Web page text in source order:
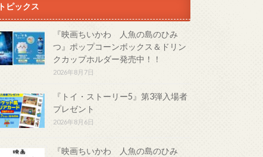
トピックス
『映画ちいかわ 人魚の島のひみ
つ』ポップコーンボックス＆ドリン
クカップホルダー発売中！！
2026年8月7日
『トイ・ストーリー5』第3弾入場者
プレゼント
2026年8月6日
『映画ちいかわ 人魚の島のひみ